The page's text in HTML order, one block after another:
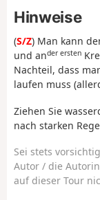
Hinweise
(S/Z) Man kann
und ander ersten
Nachteil, dass
laufen muss
Ziehen Sie
nach starken
Sei stets
Autor / die
auf dieser Tour